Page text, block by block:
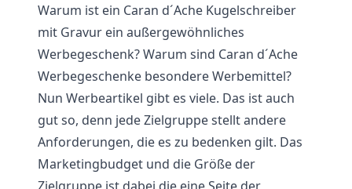
Warum ist ein Caran d´Ache Kugelschreiber
mit Gravur ein außergewöhnliches
Werbegeschenk? Warum sind Caran d´Ache
Werbegeschenke besondere Werbemittel?
Nun Werbeartikel gibt es viele. Das ist auch
gut so, denn jede Zielgruppe stellt andere
Anforderungen, die es zu bedenken gilt. Das
Marketingbudget und die Größe der